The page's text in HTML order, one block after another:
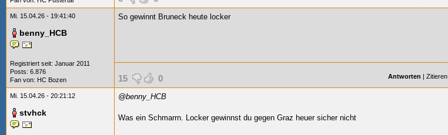
Mi. 15.04.26 - 19:41:40
benny_HCB
Registriert seit: Januar 2011
Posts: 6.876
Fan von: HC Bozen
So gewinnt Bruneck heute locker
15 0 Antworten | Zitieren
Mi. 15.04.26 - 20:21:12
stvhck
@benny_HCB
Was ein Schmarrn. Locker gewinnst du gegen Graz heuer sicher nicht